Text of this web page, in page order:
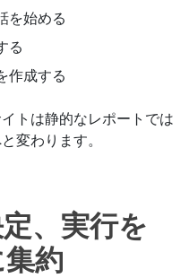
を始める
る
作成する
トは静的なレポートでは
変わります。
、実行を
約